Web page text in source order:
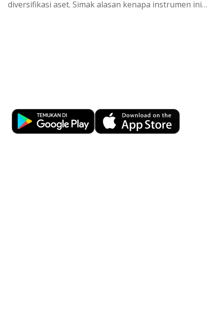
diversifikasi aset. Simakalasan kenapa instrumen ini